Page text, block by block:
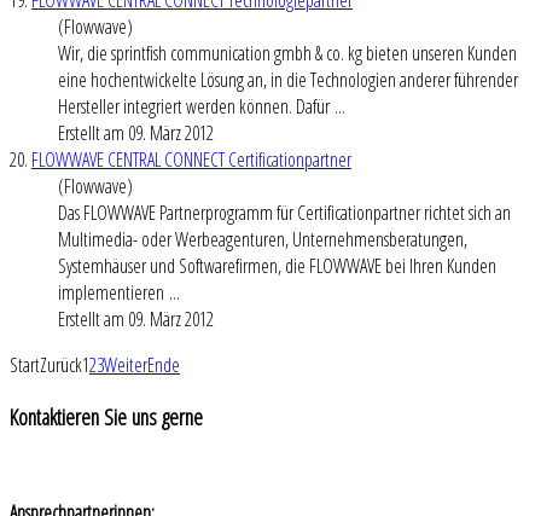
(Flowwave)
Wir, die sprintfish communication gmbh & co. kg bieten unseren Kunden
eine hochentwickelte Lösung an, in die Technologien anderer führender
Hersteller integriert werden können. Dafür ...
Erstellt am 09. März 2012
20. FLOWWAVE CENTRAL CONNECT Certificationpartner
(Flowwave)
Das FLOWWAVE Partnerprogramm für Certificationpartner richtet sich an
Multimedia- oder Werbeagenturen, Unternehmensberatungen,
Systemhäuser und Softwarefirmen, die FLOWWAVE bei Ihren Kunden
implementieren ...
Erstellt am 09. März 2012
StartZurück123WeiterEnde
Kontaktieren Sie uns gerne